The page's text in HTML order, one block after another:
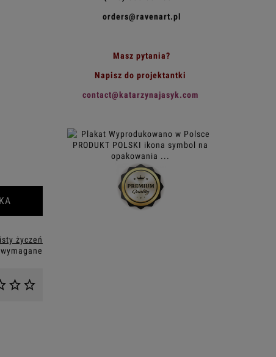
życzeń
orders@ravenart.pl
Masz pytania?
Napisz do projektantki
contact@katarzynajasyk.com